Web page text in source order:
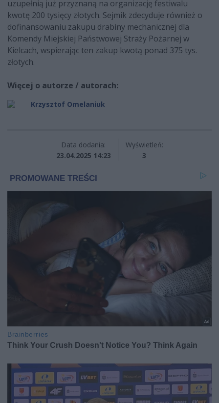
uzupełnią już przyznaną na organizację festiwalu
kwotę 200 tysięcy złotych. Sejmik zdecyduje również o
dofinansowaniu zakupu drabiny mechanicznej dla
Komendy Miejskiej Państwowej Straży Pożarnej w
Kielcach, wspierając ten zakup kwotą ponad 375 tys.
złotych.
Więcej o autorze / autorach:
Krzysztof Omelaniuk
Data dodania:
23.04.2025 14:23
Wyświetleń:
3